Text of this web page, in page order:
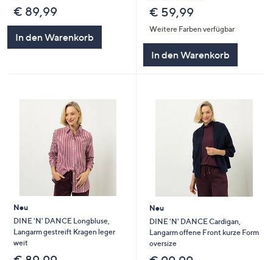
€ 89,99
In den Warenkorb
€ 59,99
Weitere Farben verfügbar
In den Warenkorb
Neu
DINE 'N' DANCE Longbluse,
Langarm gestreift Kragen leger
weit
Neu
DINE 'N' DANCE Cardigan,
Langarm offene Front kurze Form
oversize